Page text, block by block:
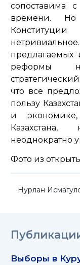
сопоставима
времени.
предлагаемых
реформы
что все
пользу
и
неоднократно
Фото из
Нурлан
Выборы в